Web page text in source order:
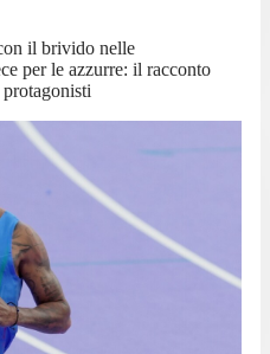
il brivido nelle
per le azzurre: il racconto